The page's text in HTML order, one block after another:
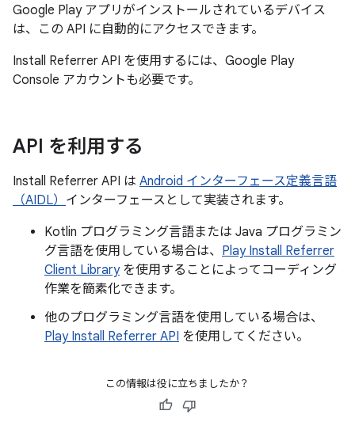
Google Play アプリがインストールされているデバイス
は、この API に自動的にアクセスできます。
Install Referrer API を使用するには、Google Play
Console アカウントも必要です。
API を利用する
Install Referrer API は Android インターフェース定義言語
（AIDL） インターフェースとして実装されます。
Kotlin プログラミング言語または Java プログラミン
グ言語を使用している場合は、 Play Install Referrer
Client Libraryを使用することによってコーディング
作業を簡素化できます。
他のプログラミング言語を使用している場合は、
Play Install Referrer API を使用してください。
この情報は役に立ちましたか？